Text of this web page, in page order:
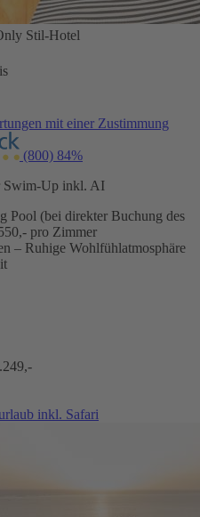
Stil-Hotel
mit einer Zustimmung
(800) 84%
Swim-Up inkl. AI
Pool (bei direkter Buchung des
pro Zimmer
– Ruhige Wohlfühlatmosphäre
inkl. Safari